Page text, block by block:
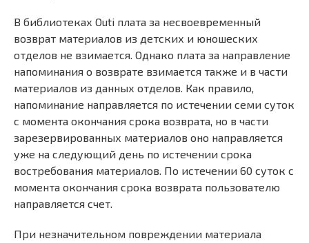
В библиотеках Outi плата за несвоевременный
возврат материалов из детских и юношеских
отделов не взимается. Однако плата за направление
напоминания о возврате взимается также и в части
материалов из данных отделов. Как правило,
напоминание направляется по истечении семи суток
с момента окончания срока возврата, но в части
зарезервированных материалов оно направляется
уже на следующий день по истечении срока
востребования материалов. По истечении 60 суток с
момента окончания срока возврата пользователю
направляется счет.
При незначительном повреждении материала